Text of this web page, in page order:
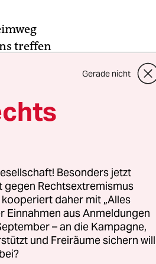
treffen
wir
und
ihm der
Gerade nicht
Besonders jetzt
gegen Rechtsextremismus
daher mit „Alles
Einnahmen aus Anmeldungen
– an die Kampagne,
und Freiräume sichern